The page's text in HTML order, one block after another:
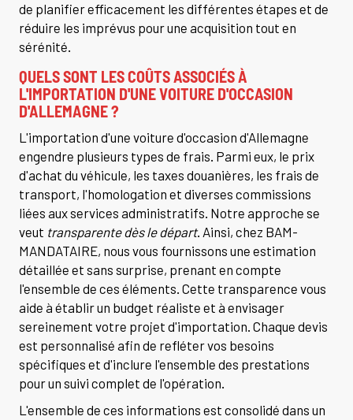
de planifier efficacement les différentes étapes et de
réduire les imprévus pour une acquisition tout en
sérénité.
QUELS SONT LES COÛTS ASSOCIÉS À
L'IMPORTATION D'UNE VOITURE D'OCCASION
D'ALLEMAGNE ?
L'importation d'une voiture d'occasion d'Allemagne
engendre plusieurs types de frais. Parmi eux, le prix
d'achat du véhicule, les taxes douanières, les frais de
transport, l'homologation et diverses commissions
liées aux services administratifs. Notre approche se
veut transparente dès le départ. Ainsi, chez BAM-
MANDATAIRE, nous vous fournissons une estimation
détaillée et sans surprise, prenant en compte
l'ensemble de ces éléments. Cette transparence vous
aide à établir un budget réaliste et à envisager
sereinement votre projet d'importation. Chaque devis
est personnalisé afin de refléter vos besoins
spécifiques et d'inclure l'ensemble des prestations
pour un suivi complet de l'opération.
L'ensemble de ces informations est consolidé dans un